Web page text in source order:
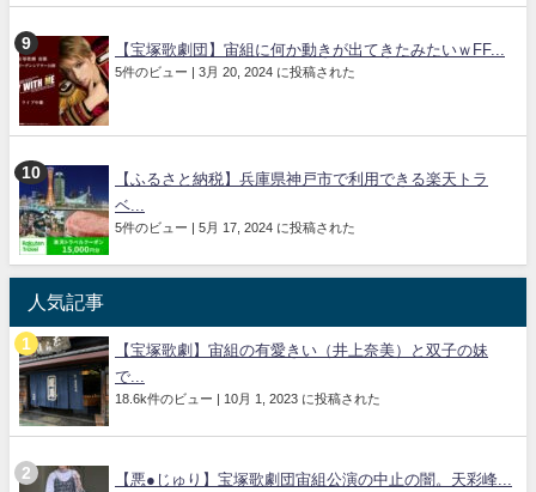
【宝塚歌劇団】宙組に何か動きが出てきたみたいｗFF...
5件のビュー | 3月 20, 2024 に投稿された
【ふるさと納税】兵庫県神戸市で利用できる楽天トラ
ベ...
5件のビュー | 5月 17, 2024 に投稿された
人気記事
【宝塚歌劇】宙組の有愛きい（井上奈美）と双子の妹
で...
18.6k件のビュー | 10月 1, 2023 に投稿された
【悪●じゅり】宝塚歌劇団宙組公演の中止の闇。天彩峰...